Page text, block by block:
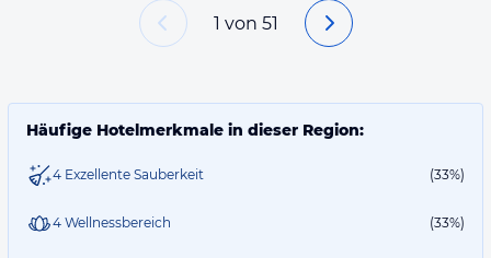
1 von 51
Häufige Hotelmerkmale in dieser Region:
4 Exzellente Sauberkeit (33%)
4 Wellnessbereich (33%)